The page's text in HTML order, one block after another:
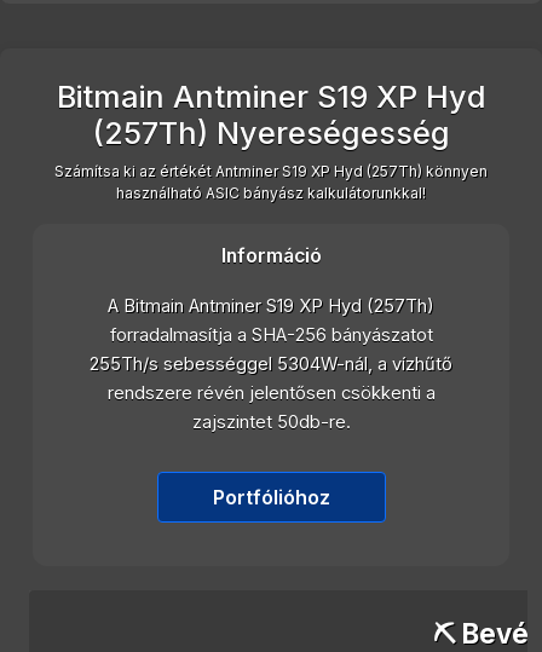
Bitmain Antminer S19 XP Hyd
(257Th) Nyereségesség
Számítsa ki az értékét Antminer S19 XP Hyd (257Th) könnyen
használható ASIC bányász kalkulátorunkkal!
Információ
A Bitmain Antminer S19 XP Hyd (257Th)
forradalmasítja a SHA-256 bányászatot
255Th/s sebességgel 5304W-nál, a vízhűtő
rendszere révén jelentősen csökkenti a
zajszintet 50db-re.
Portfólióhoz
⛏️